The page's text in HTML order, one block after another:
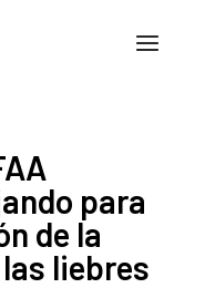
para
de la
liebres